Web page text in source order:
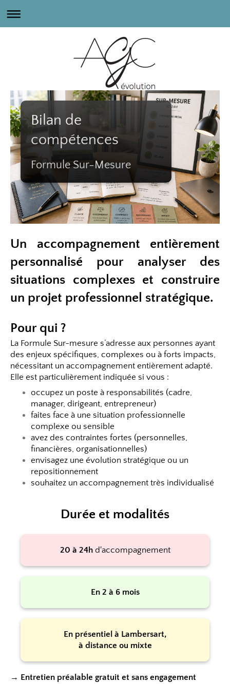
Bilan de
compétences
Formule Sur-Mesure
Un accompagnement entièrement
personnalisé pour analyser des
situations complexes et construire
un projet professionnel stratégique.
Pour qui ?
La Formule Sur-mesure s’adresse aux personnes ayant
des enjeux spécifiques, complexes ou à forts impacts,
nécessitant un accompagnement entièrement adapté.
Elle est particulièrement indiquée si vous :
occupez un poste à responsabilités (cadre,
manager, dirigeant, entrepreneur)
faites face à une situation professionnelle
complexe ou sensible
avez des contraintes fortes (personnelles,
financières, organisationnelles)
envisagez une évolution stratégique ou un
repositionnement
souhaitez un accompagnement très individualisé
Durée et modalités
20 à 24hd'accompagnement
En 2 à 6 mois
En présentiel à Lambersart,
à distance ou mixte
→ Entretien préalable gratuit et sans engagement